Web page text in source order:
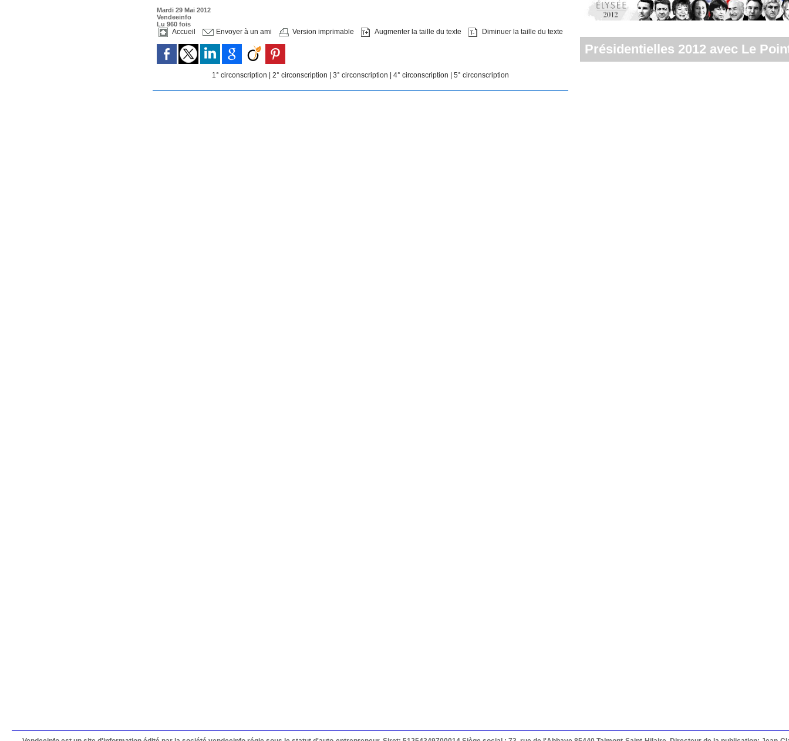
Mardi 29 Mai 2012
Vendeeinfo
Lu 960 fois
Accueil Envoyer à un ami Version imprimable Augmenter la taille du texte Diminuer la taille du texte
1° circonscription |2° circonscription |3° circonscription |4° circonscription |5° circonscription
Présidentielles 2012 avec Le